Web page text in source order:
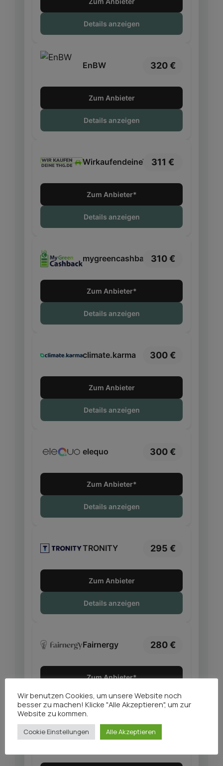
Details anzeigen
EnBW 320 €
Zum Anbieter
Details anzeigen
WirkaufendeineTHG311 €
Zum Anbieter*
Details anzeigen
mygreencashback310 €
Zum Anbieter*
Details anzeigen
climate.karma 300 €
Zum Anbieter
Details anzeigen
elequo 300 €
Zum Anbieter*
Details anzeigen
TRONITY 295 €
Zum Anbieter
Details anzeigen
Fairnergy 280 €
Zum Anbieter*
Details anzeigen
HUK Coburg 280 €
Wir benutzen Cookies, um unsere Website noch
besser zu machen! Klicke "Alle Akzeptieren", um zur
Website zu kommen.
Cookie Einstellungen Alle Akzeptieren